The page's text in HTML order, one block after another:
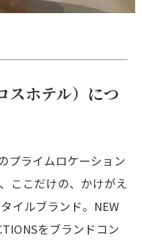
スホテル）につ
プライムロケーション
ここだけの、かけがえ
イルブランド。NEW
をブランドコン